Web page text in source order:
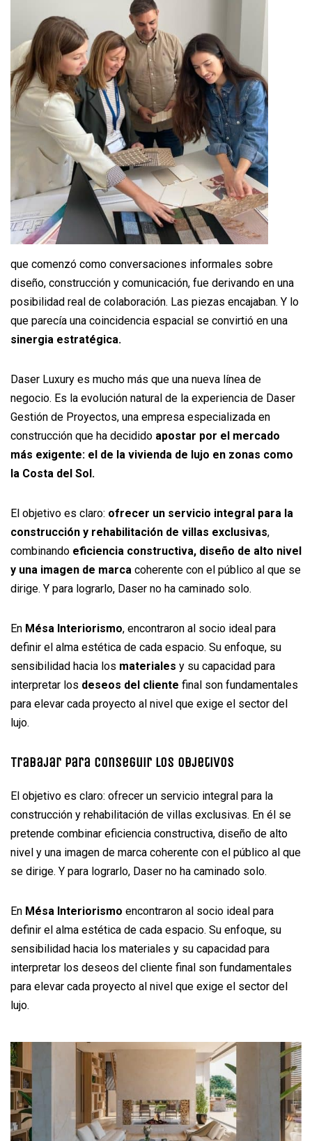
que comenzó como conversaciones informales sobre
diseño, construcción y comunicación, fue derivando en una
posibilidad real de colaboración. Las piezas encajaban. Y lo
que parecía una coincidencia espacial se convirtió en una
sinergia estratégica.
Daser Luxury es mucho más que una nueva línea de
negocio. Es la evolución natural de la experiencia de Daser
Gestión de Proyectos, una empresa especializada en
construcción que ha decidido apostar por el mercado
más exigente: el de la vivienda de lujo en zonas como
la Costa del Sol.
El objetivo es claro: ofrecer un servicio integral para la
construcción y rehabilitación de villas exclusivas,
combinando eficiencia constructiva, diseño de alto nivel
y una imagen de marca coherente con el público al que se
dirige. Y para lograrlo, Daser no ha caminado solo.
En Mésa Interiorismo, encontraron al socio ideal para
definir el alma estética de cada espacio. Su enfoque, su
sensibilidad hacia los materiales y su capacidad para
interpretar los deseos del cliente final son fundamentales
para elevar cada proyecto al nivel que exige el sector del
lujo.
Trabajar para conseguir los objetivos
El objetivo es claro: ofrecer un servicio integral para la
construcción y rehabilitación de villas exclusivas. En él se
pretende combinar eficiencia constructiva, diseño de alto
nivel y una imagen de marca coherente con el público al que
se dirige. Y para lograrlo, Daser no ha caminado solo.
En Mésa Interiorismo encontraron al socio ideal para
definir el alma estética de cada espacio. Su enfoque, su
sensibilidad hacia los materiales y su capacidad para
interpretar los deseos del cliente final son fundamentales
para elevar cada proyecto al nivel que exige el sector del
lujo.